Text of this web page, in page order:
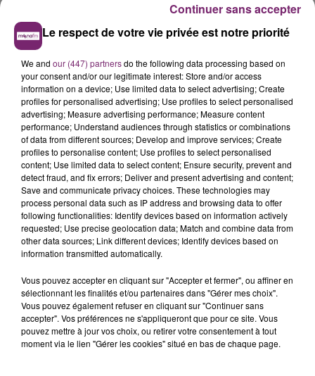
La Bulle - Guinguette éphémère
de Frelinghien !
158 pompiers de la région sont
partis hier soir pour la Gironde
Accusé de violences sexistes et
sexuelles, Gérard Darmon ne se...
Le respect de votre vie privée est notre priorité
We and our (447) partnersdo the following data processing based on
your consent and/or our legitimate interest: Store and/or access
information on a device; Use limited data to select advertising; Create
profiles for personalised advertising; Use profiles to select personalised
advertising; Measure advertising performance; Measure content
performance; Understand audiences through statistics or combinations
of data from different sources; Develop and improve services; Create
profiles to personalise content; Use profiles to select personalised
content; Use limited data to select content; Ensure security, prevent and
detect fraud, and fix errors; Deliver and present advertising and content;
Save and communicate privacy choices. These technologies may
process personal data such as IP address and browsing data to offer
following functionalities: Identify devices based on information actively
requested; Use precise geolocation data; Match and combine data from
other data sources; Link different devices; Identify devices based on
information transmitted automatically.
Vous pouvez accepter en cliquant sur "Accepter et fermer", ou affiner en
sélectionnant les finalités et/ou partenaires dans "Gérer mes choix".
Vous pouvez également refuser en cliquant sur "Continuer sans
accepter". Vos préférences ne s'appliqueront que pour ce site. Vous
pouvez mettre à jour vos choix, ou retirer votre consentement à tout
moment via le lien "Gérer les cookies" situé en bas de chaque page.
Continuer sans accepter